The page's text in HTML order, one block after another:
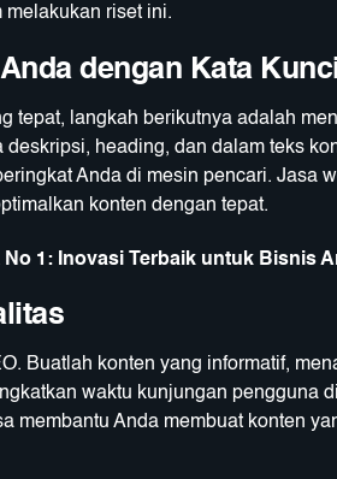
melakukan riset ini.
dengan Kata
tepat, langkah berikutnya adalah
heading, dan dalam teks
Anda di mesin pencari. Jasa
konten dengan tepat.
1: Inovasi Terbaik untuk Bisnis
Buatlah konten yang informatif,
waktu kunjungan pengguna
membantu Anda membuat konten